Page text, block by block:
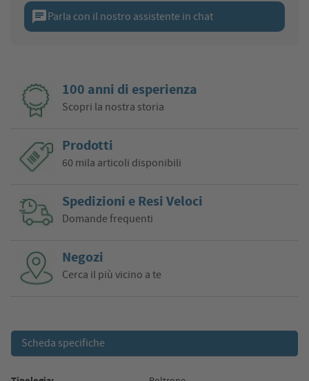
chatParla con il nostro assistente in chat
100 anni di esperienza
Scopri la nostra storia
Prodotti
60 mila articoli disponibili
Spedizioni e Resi Veloci
Domande frequenti
Negozi
Cerca il più vicino a te
Scheda specifiche